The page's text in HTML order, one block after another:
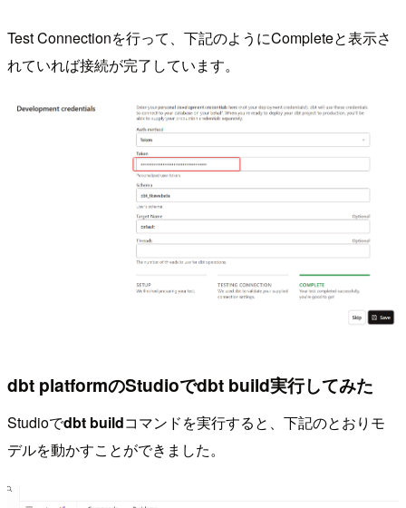
Test Connectionを行って、下記のようにCompleteと表示さ
れていれば接続が完了しています。
dbt platformのStudioでdbt build実行してみた
Studioでdbt buildコマンドを実行すると、下記のとおりモ
デルを動かすことができました。